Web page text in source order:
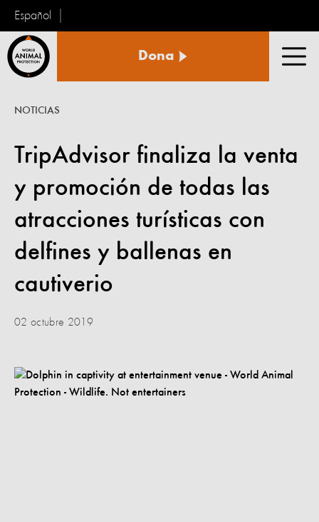
Español
Animal
Dona
TripAdvisor finaliza la venta
y promoción de todas las
atracciones turísticas con
delfines y ballenas en
cautiverio
NOTICIAS
02 octubre 2019